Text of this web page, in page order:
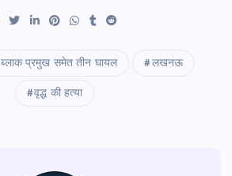
ब्लाक प्रमुख समेत तीन घायल लखनऊ
वृद्ध की हत्या